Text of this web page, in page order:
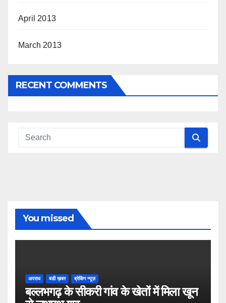
April 2013
March 2013
RECENT COMMENTS
You missed
अपराध बडी ख़बर ब्रेकिंग न्यूज़
बल्लभगढ़ के सीकरी गांव के खेतों में मिला खून